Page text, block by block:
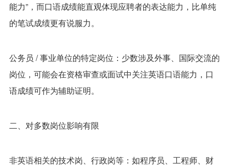
能力”，而口语成绩能直观体现应聘者的表达能力，比单纯
的笔试成绩更有说服力。
公务员 / 事业单位的特定岗位：少数涉及外事、国际交流的
岗位，可能会在资格审查或面试中关注英语口语能力，口
语成绩可作为辅助证明。
二、对多数岗位影响有限
非英语相关的技术岗、行政岗等：如程序员、工程师、财